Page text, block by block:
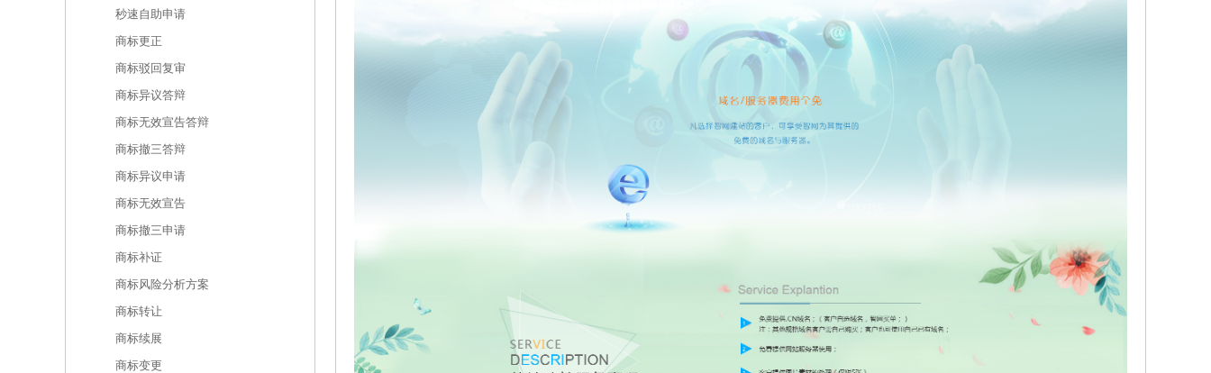
秒速自助申请
商标更正
商标驳回复审
商标异议答辩
商标无效宣告答辩
商标撤三答辩
商标异议申请
商标无效宣告
商标撤三申请
商标补证
商标风险分析方案
商标转让
商标续展
商标变更